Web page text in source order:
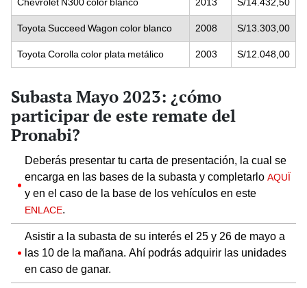
Toyota Succeed Wagon color blanco 2008 S/13.303,00
Toyota Corolla color plata metálico 2003 S/12.048,00
Subasta Mayo 2023: ¿cómo
participar de este remate del
Pronabi?
Deberás presentar tu carta de presentación, la cual se
encarga en las bases de la subasta y completarlo AQUÏ
y en el caso de la base de los vehículos en este
ENLACE.
Asistir a la subasta de su interés el 25 y 26 de mayo a
las 10 de la mañana. Ahí podrás adquirir las unidades
en caso de ganar.